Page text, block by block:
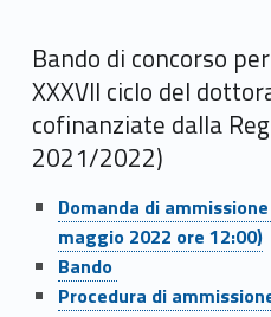
p
r
o
v
e
e
Bando di concorso
XXXVII ciclo del
cofinanziate dalla
2021/2022)
Link identifier #identifier__38812-1
Domanda di
maggio 2022 ore 12:00)
Link identifier #identifier__80487-3
Link identifier #identifier__133619-3
Link identifier #identifier__29400-2
Bando
Link identifier #identifier__180332-3
Procedura di